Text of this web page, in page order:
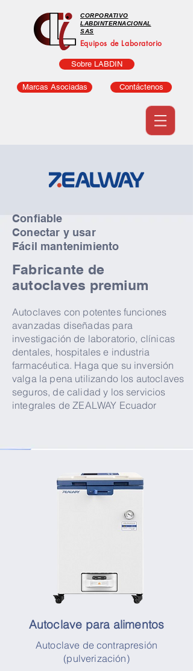
CORPORATIVO
LABDINTERNACIONAL
SAS
Equipos de Laboratorio
Sobre LABDIN
Marcas Asociadas Contáctenos
Confiable
Conectar y usar
Fácil mantenimiento
Fabricante de
autoclaves premium
Autoclaves con potentes funciones
avanzadas diseñadas para
investigación de laboratorio, clínicas
dentales, hospitales e industria
farmacéutica. Haga que su inversión
valga la pena utilizando los autoclaves
seguros, de calidad y los servicios
integrales de ZEALWAY Ecuador
Autoclave para alimentos
Autoclave de contrapresión
(pulverización)